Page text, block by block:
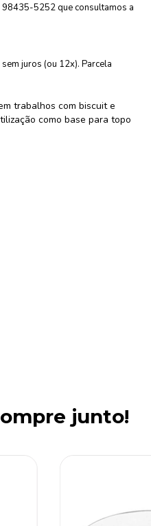
5252 que consultamos a
juros (ou 12x). Parcela
trabalhos com biscuit e
como base para topo
junto!